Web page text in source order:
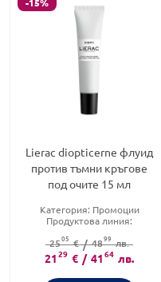
-15%
Lierac diopticerne флуид
против тъмни кръгове
под очите 15 мл
Категория: Промоции
Продуктова линия:
Тип козметика:
Дермокозметика
2505 € / 4899 лв.
2129 € / 4164 лв.